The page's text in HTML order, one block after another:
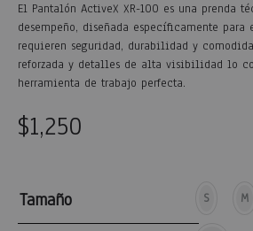
El Pantalón ActiveX XR-100 es una prenda
desempeño, diseñada específicamente para
requieren seguridad, durabilidad y
reforzada y detalles de alta visibilidad lo
herramienta de trabajo perfecta.
$1,250
Tamaño S M